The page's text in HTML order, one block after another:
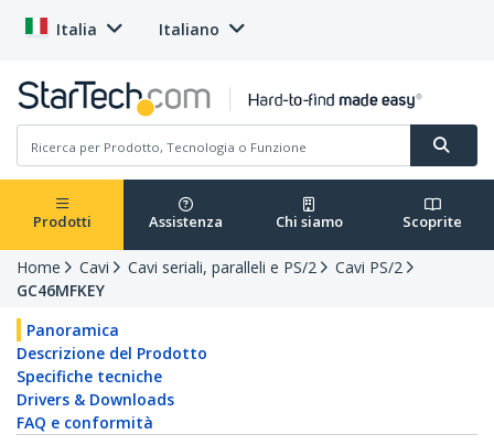
Italia Italiano
Prodotti Assistenza Chi siamo Scoprite
Home Cavi Cavi seriali, paralleli e PS/2
Cavi PS/2
GC46MFKEY
Panoramica
Descrizione del Prodotto
Specifiche tecniche
Drivers & Downloads
FAQ e conformità